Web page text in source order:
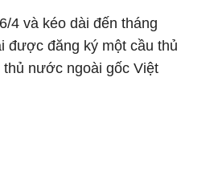
4 và kéo dài đến tháng
được đăng ký một cầu thủ
nước ngoài gốc Việt